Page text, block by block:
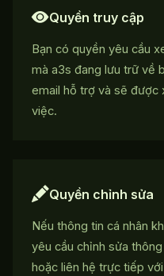
Quyền truy cập
Bạn có quyền yêu cầu
mà a3s đang lưu trữ về
email hỗ trợ và sẽ được
việc.
Quyền chỉnh sửa
Nếu thông tin cá nhân
yêu cầu chỉnh sửa
hoặc liên hệ trực tiếp